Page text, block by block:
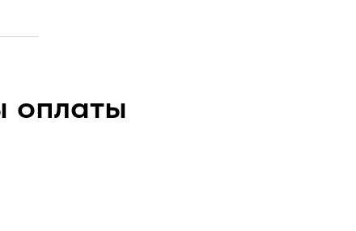
оплаты